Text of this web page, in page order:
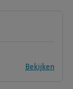
Bekijken